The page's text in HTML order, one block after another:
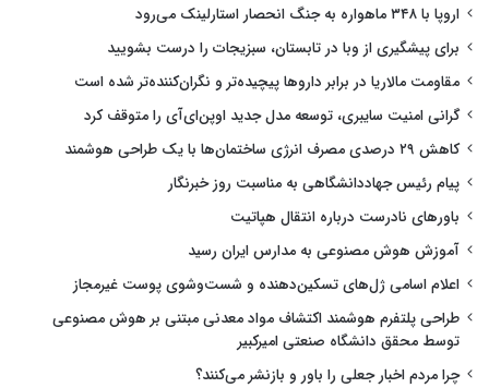
اروپا با ۳۴۸ ماهواره به جنگ انحصار استارلینک می‌رود
برای پیشگیری از وبا در تابستان، سبزیجات را درست بشویید
مقاومت مالاریا در برابر داروها پیچیده‌تر و نگران‌کننده‌تر شده است
گرانی امنیت سایبری، توسعه مدل جدید اوپن‌ای‌آی را متوقف کرد
کاهش ۲۹ درصدی مصرف انرژی ساختمان‌ها با یک طراحی هوشمند
پیام رئیس جهاددانشگاهی به مناسبت روز خبرنگار
باورهای نادرست درباره انتقال هپاتیت
آموزش هوش مصنوعی به مدارس ایران رسید
اعلام اسامی ژل‌های تسکین‌دهنده و شست‌وشوی پوست غیرمجاز
طراحی پلتفرم هوشمند اکتشاف مواد معدنی مبتنی بر هوش مصنوعی
توسط محقق دانشگاه صنعتی امیرکبیر
چرا مردم اخبار جعلی را باور و بازنشر می‌کنند؟